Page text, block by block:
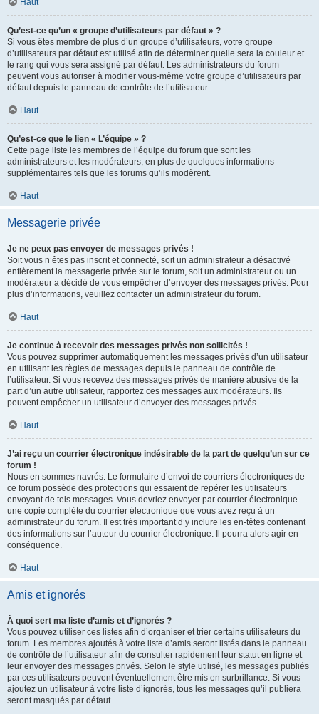
Haut
Qu’est-ce qu’un « groupe d’utilisateurs par défaut » ?
Si vous êtes membre de plus d’un groupe d’utilisateurs, votre groupe
d’utilisateurs par défaut est utilisé afin de déterminer quelle sera la couleur et
le rang qui vous sera assigné par défaut. Les administrateurs du forum
peuvent vous autoriser à modifier vous-même votre groupe d’utilisateurs par
défaut depuis le panneau de contrôle de l’utilisateur.
Haut
Qu’est-ce que le lien « L’équipe » ?
Cette page liste les membres de l’équipe du forum que sont les
administrateurs et les modérateurs, en plus de quelques informations
supplémentaires tels que les forums qu’ils modèrent.
Haut
Messagerie privée
Je ne peux pas envoyer de messages privés !
Soit vous n’êtes pas inscrit et connecté, soit un administrateur a désactivé
entièrement la messagerie privée sur le forum, soit un administrateur ou un
modérateur a décidé de vous empêcher d’envoyer des messages privés. Pour
plus d’informations, veuillez contacter un administrateur du forum.
Haut
Je continue à recevoir des messages privés non sollicités !
Vous pouvez supprimer automatiquement les messages privés d’un utilisateur
en utilisant les règles de messages depuis le panneau de contrôle de
l’utilisateur. Si vous recevez des messages privés de manière abusive de la
part d’un autre utilisateur, rapportez ces messages aux modérateurs. Ils
peuvent empêcher un utilisateur d’envoyer des messages privés.
Haut
J’ai reçu un courrier électronique indésirable de la part de quelqu’un sur ce
forum !
Nous en sommes navrés. Le formulaire d’envoi de courriers électroniques de
ce forum possède des protections qui essaient de repérer les utilisateurs
envoyant de tels messages. Vous devriez envoyer par courrier électronique
une copie complète du courrier électronique que vous avez reçu à un
administrateur du forum. Il est très important d’y inclure les en-têtes contenant
des informations sur l’auteur du courrier électronique. Il pourra alors agir en
conséquence.
Haut
Amis et ignorés
À quoi sert ma liste d’amis et d’ignorés ?
Vous pouvez utiliser ces listes afin d’organiser et trier certains utilisateurs du
forum. Les membres ajoutés à votre liste d’amis seront listés dans le panneau
de contrôle de l’utilisateur afin de consulter rapidement leur statut en ligne et
leur envoyer des messages privés. Selon le style utilisé, les messages publiés
par ces utilisateurs peuvent éventuellement être mis en surbrillance. Si vous
ajoutez un utilisateur à votre liste d’ignorés, tous les messages qu’il publiera
seront masqués par défaut.